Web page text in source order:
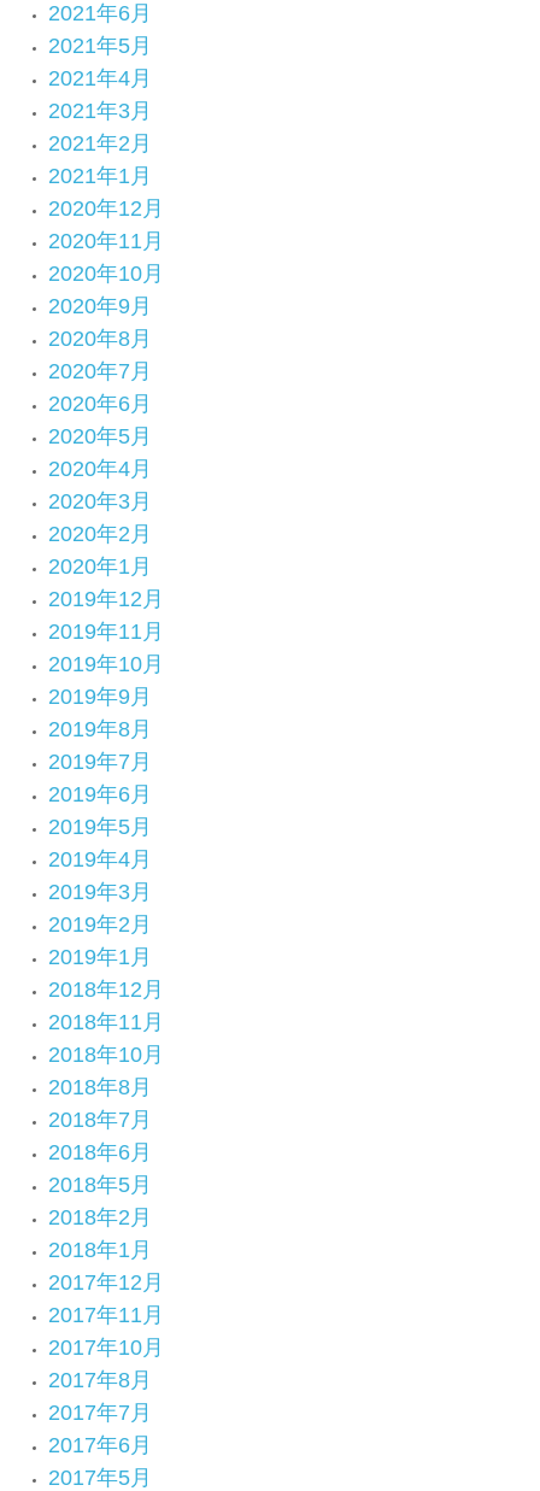
2021年6月
2021年5月
2021年4月
2021年3月
2021年2月
2021年1月
2020年12月
2020年11月
2020年10月
2020年9月
2020年8月
2020年7月
2020年6月
2020年5月
2020年4月
2020年3月
2020年2月
2020年1月
2019年12月
2019年11月
2019年10月
2019年9月
2019年8月
2019年7月
2019年6月
2019年5月
2019年4月
2019年3月
2019年2月
2019年1月
2018年12月
2018年11月
2018年10月
2018年8月
2018年7月
2018年6月
2018年5月
2018年2月
2018年1月
2017年12月
2017年11月
2017年10月
2017年8月
2017年7月
2017年6月
2017年5月